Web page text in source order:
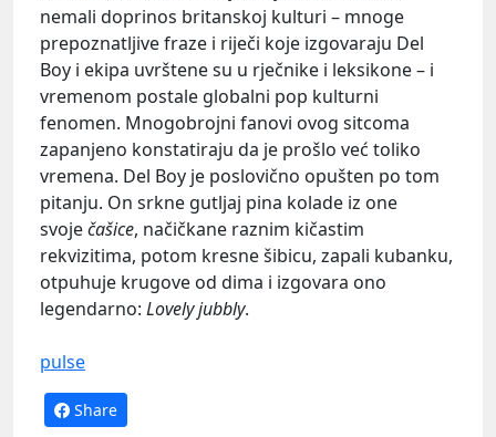
nemali doprinos britanskoj kulturi – mnoge
prepoznatljive fraze i riječi koje izgovaraju Del
Boy i ekipa uvrštene su u rječnike i leksikone – i
vremenom postale globalni pop kulturni
fenomen. Mnogobrojni fanovi ovog sitcoma
zapanjeno konstatiraju da je prošlo već toliko
vremena. Del Boy je poslovično opušten po tom
pitanju. On srkne gutljaj pina kolade iz one
svoječašice, načičkane raznim kičastim
rekvizitima, potom kresne šibicu, zapali kubanku,
otpuhuje krugove od dima i izgovara ono
legendarno: Lovely jubbly.
pulse
Share